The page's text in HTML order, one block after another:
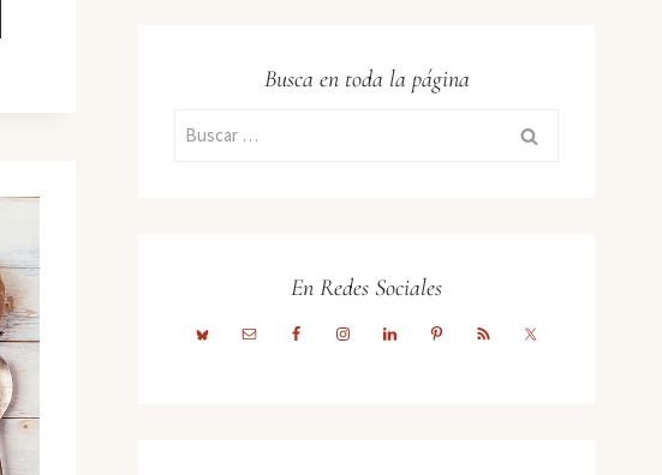
Busca en toda la página
Buscar:
En Redes Sociales